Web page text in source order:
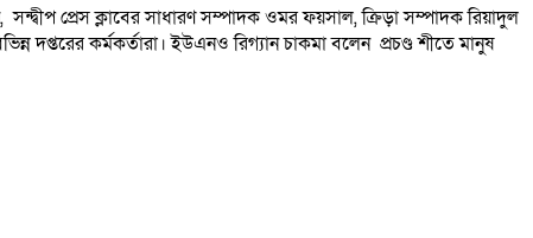
প্রেস ক্লাবের সাধারণ সম্পাদক ওমর ফয়সাল, ক্রিড়া সম্পাদক রিয়াদুল
দপ্তরের কর্মকর্তারা। ইউএনও রিগ্যান চাকমা বলেন প্রচণ্ড শীতে মানুষ